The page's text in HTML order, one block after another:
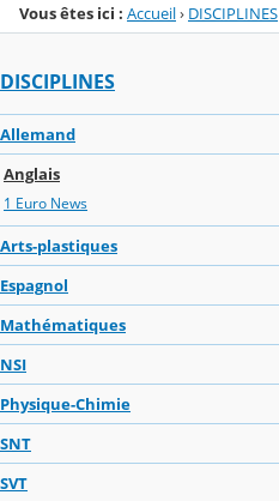
Vous êtes ici : Accueil› DISCIPLINES
DISCIPLINES
Allemand
Anglais
1 Euro News
Arts-plastiques
Espagnol
Mathématiques
NSI
Physique-Chimie
SNT
SVT